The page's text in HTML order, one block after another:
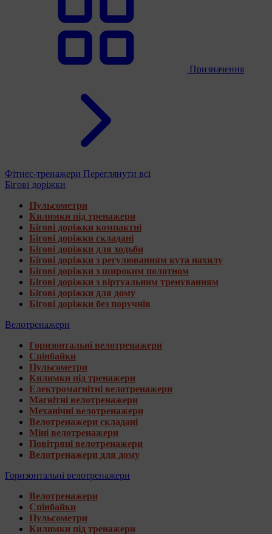
Призначення
Фітнес-тренажери Переглянути всі
Бігові доріжки
Пульсометри
Килимки під тренажери
Бігові доріжки компактні
Бігові доріжки складані
Бігові доріжки для ходьби
Бігові доріжки з регулюванням кута нахилу
Бігові доріжки з широким полотном
Бігові доріжки з віртуальним тренуванням
Бігові доріжки для дому
Бігові доріжки без поручнів
Велотренажери
Горизонтальні велотренажери
Спінбайки
Пульсометри
Килимки під тренажери
Електромагнітні велотренажери
Магнітні велотренажери
Механічні велотренажери
Велотренажери складані
Міні велотренажери
Повітряні велотренажери
Велотренажери для дому
Горизонтальні велотренажери
Велотренажери
Спінбайки
Пульсометри
Килимки під тренажери